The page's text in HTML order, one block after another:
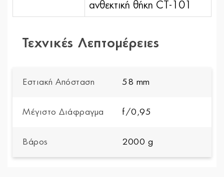
ανθεκτική θήκη CT-101
Τεχνικές Λεπτομέρειες
Εστιακή Απόσταση 58 mm
Μέγιστο Διάφραγμα f/0,95
Βάρος 2000 g